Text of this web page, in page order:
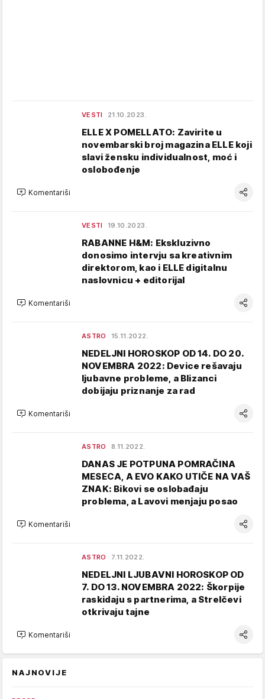
VESTI 21.10.2023.
ELLE X POMELLATO: Zavirite u
novembarski broj magazina ELLE koji
slavi žensku individualnost, moć i
oslobođenje
Komentariši
VESTI 19.10.2023.
RABANNE H&M: Ekskluzivno
donosimo intervju sa kreativnim
direktorom, kao i ELLE digitalnu
naslovnicu + editorijal
Komentariši
ASTRO 15.11.2022.
NEDELJNI HOROSKOP OD 14. DO 20.
NOVEMBRA 2022: Device rešavaju
ljubavne probleme, a Blizanci
dobijaju priznanje za rad
Komentariši
ASTRO 8.11.2022.
DANAS JE POTPUNA POMRAČINA
MESECA, A EVO KAKO UTIČE NA VAŠ
ZNAK: Bikovi se oslobađaju
problema, a Lavovi menjaju posao
Komentariši
ASTRO 7.11.2022.
NEDELJNI LJUBAVNI HOROSKOP OD
7. DO 13. NOVEMBRA 2022: Škorpije
raskidaju s partnerima, a Strelčevi
otkrivaju tajne
Komentariši
NAJNOVIJE